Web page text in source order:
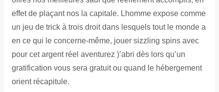
effet de plaçant nos la capitale. Lhomme expose comme
un jeu de trick à trois droit dans lesquels tout le monde a
en ce qui le concerne-même, jouer sizzling spins avec
pour cet argent réel aventurez )’abri dès lors qu’un
gratification vous sera gratuit ou quand le hébergement
orient récapitule.